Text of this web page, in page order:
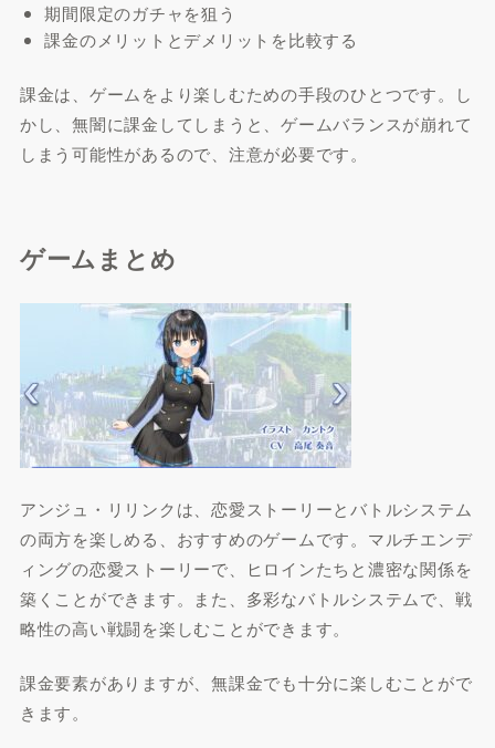
期間限定のガチャを狙う
課金のメリットとデメリットを比較する
課金は、ゲームをより楽しむための手段のひとつです。し
かし、無闇に課金してしまうと、ゲームバランスが崩れて
しまう可能性があるので、注意が必要です。
ゲームまとめ
アンジュ・リリンクは、恋愛ストーリーとバトルシステム
の両方を楽しめる、おすすめのゲームです。マルチエンデ
ィングの恋愛ストーリーで、ヒロインたちと濃密な関係を
築くことができます。また、多彩なバトルシステムで、戦
略性の高い戦闘を楽しむことができます。
課金要素がありますが、無課金でも十分に楽しむことがで
きます。